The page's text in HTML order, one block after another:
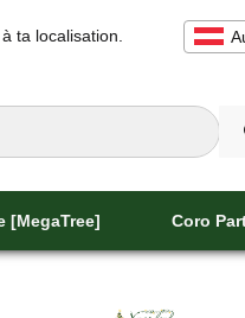
ta localisation.
[MegaTree] Coro